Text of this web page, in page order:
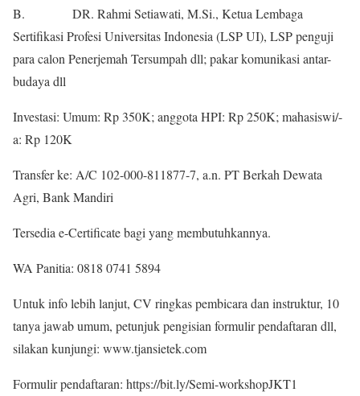
B. DR. Rahmi Setiawati, M.Si., Ketua Lembaga
Sertifikasi Profesi Universitas Indonesia (LSP UI), LSP penguji
para calon Penerjemah Tersumpah dll; pakar komunikasi antar-
budaya dll
Investasi: Umum: Rp 350K; anggota HPI: Rp 250K; mahasiswi/-
a: Rp 120K
Transfer ke: A/C 102-000-811877-7, a.n. PT Berkah Dewata
Agri, Bank Mandiri
Tersedia e-Certificate bagi yang membutuhkannya.
WA Panitia: 0818 0741 5894
Untuk info lebih lanjut, CV ringkas pembicara dan instruktur, 10
tanya jawab umum, petunjuk pengisian formulir pendaftaran dll,
silakan kunjungi: www.tjansietek.com
Formulir pendaftaran: https://bit.ly/Semi-workshopJKT1